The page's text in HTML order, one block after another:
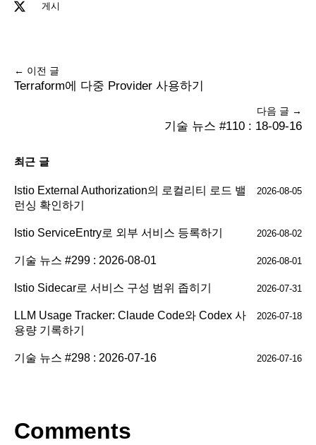
게시
← 이전 글
Terraform에 다중 Provider 사용하기
다음 글 →
기술 뉴스 #110 : 18-09-16
최근 글
Istio External Authorization의 로컬리티 로드 밸
런싱 확인하기
2026-08-05
Istio ServiceEntry로 외부 서비스 등록하기 2026-08-02
기술 뉴스 #299 : 2026-08-01 2026-08-01
Istio Sidecar로 서비스 구성 범위 좁히기 2026-07-31
LLM Usage Tracker: Claude Code와 Codex 사
용량 기록하기
2026-07-18
기술 뉴스 #298 : 2026-07-16 2026-07-16
Comments